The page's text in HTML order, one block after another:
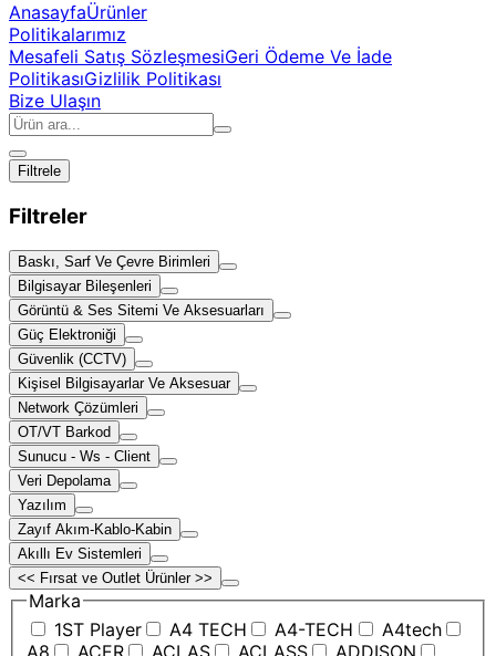
AnasayfaÜrünler
Politikalarımız
Mesafeli Satış SözleşmesiGeri Ödeme Ve İade
PolitikasıGizlilik Politikası
Bize Ulaşın
Filtrele
Filtreler
Baskı, Sarf Ve Çevre Birimleri
Bilgisayar Bileşenleri
Görüntü & Ses Sitemi Ve Aksesuarları
Güç Elektroniği
Güvenlik (CCTV)
Kişisel Bilgisayarlar Ve Aksesuar
Network Çözümleri
OT/VT Barkod
Sunucu - Ws - Client
Veri Depolama
Yazılım
Zayıf Akım-Kablo-Kabin
Akıllı Ev Sistemleri
<< Fırsat ve Outlet Ürünler >>
Marka
1ST Player
A4 TECH A4-TECH
A4tech